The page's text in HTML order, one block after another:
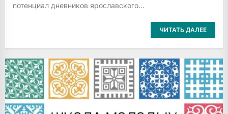
потенциал дневников ярославского...
ЧИТАТЬ ДАЛЕЕ